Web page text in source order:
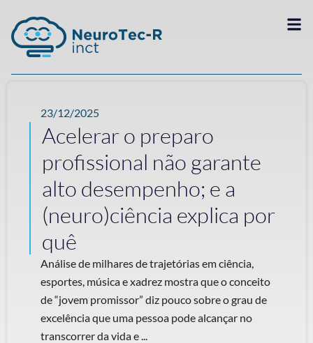
23/12/2025
Acelerar o preparo
profissional não garante
alto desempenho; e a
(neuro)ciência explica por
quê
Análise de milhares de trajetórias em ciência,
esportes, música e xadrez mostra que o conceito
de “jovem promissor” diz pouco sobre o grau de
excelência que uma pessoa pode alcançar no
transcorrer da vida e ...